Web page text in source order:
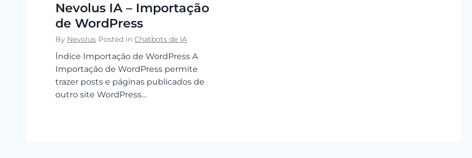
Nevolus IA – Importação
de WordPress
By Nevolus Posted in Chatbots de IA
Índice Importação de WordPress A
Importação de WordPress permite
trazer posts e páginas publicados de
outro site WordPress…